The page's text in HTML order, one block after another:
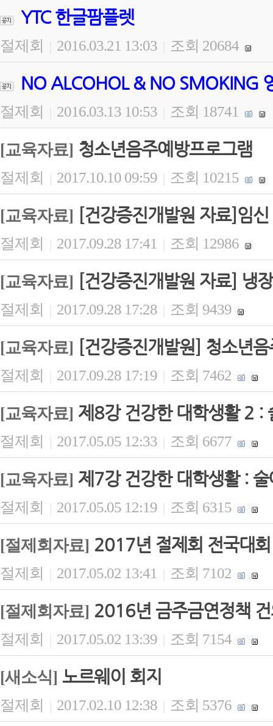
YTC 한글팜플렛
절제회 2016.03.21 13:03 조회 20684
NO ALCOHOL & NO SMOKING
절제회 2016.03.13 10:53 조회 18741
[교육자료] 청소년음주예방프로그램
절제회 | 2017.10.10 09:59 | 조회 10215
[교육자료] [건강증진개발원 자료]임
절제회 | 2017.09.28 17:41 | 조회 12986
[교육자료] [건강증진개발원 자료] 냉
절제회 | 2017.09.28 17:28 | 조회 9439
[교육자료] [건강증진개발원] 청소년
절제회 | 2017.09.28 17:19 | 조회 7462
[교육자료] 제8강 건강한 대학생활 2 :
절제회 | 2017.05.05 12:33 | 조회 6677
[교육자료] 제7강 건강한 대학생활 :
절제회 | 2017.05.05 12:19 | 조회 6315
[절제회자료] 2017년 절제회 전국대
절제회 | 2017.05.02 13:41 | 조회 7102
[절제회자료] 2016년 금주금연정책
절제회 | 2017.05.02 13:39 | 조회 7154
[새소식] 노르웨이 회지
절제회 | 2017.02.10 12:38 | 조회 5376